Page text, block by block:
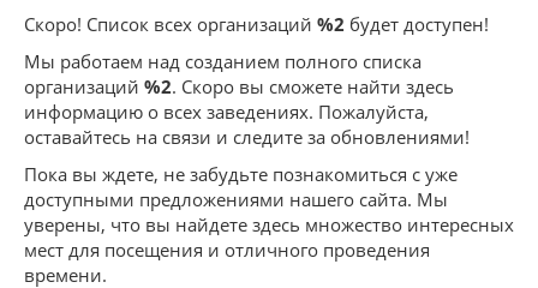
КОМАРКИ (РАЙОНЫ)
РЕЦЕПТЫ
ПРЕДЛОЖЕНИЯ
СТАТЬИ
УСЛУГИ
Скоро! Список всех организаций %2 будет доступен!
Мы работаем над созданием полного списка
организаций %2. Скоро вы сможете найти здесь
информацию о всех заведениях. Пожалуйста,
оставайтесь на связи и следите за обновлениями!
Пока вы ждете, не забудьте познакомиться с уже
доступными предложениями нашего сайта. Мы
уверены, что вы найдете здесь множество интересных
мест для посещения и отличного проведения
времени.